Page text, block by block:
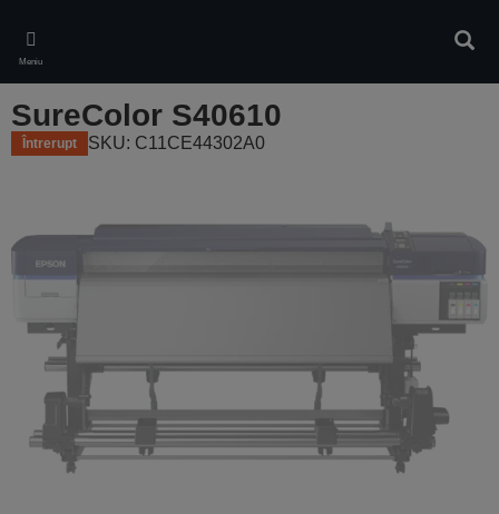
main
content
Meniu
SureColor S40610
Întrerupt SKU: C11CE44302A0